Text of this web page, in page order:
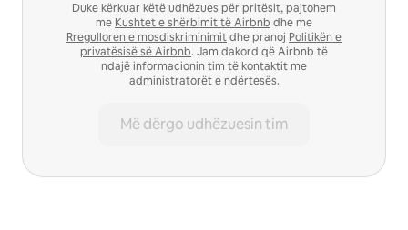
Duke kërkuar këtë udhëzues për pritësit, pajtohem
me Kushtet e shërbimit të Airbnb dhe me
Rregulloren e mosdiskriminimitdhe pranoj Politikën e
privatësisë së Airbnb. Jam dakord që Airbnb të
ndajë informacionin tim të kontaktit me
administratorët e ndërtesës.
Më dërgo udhëzuesin tim